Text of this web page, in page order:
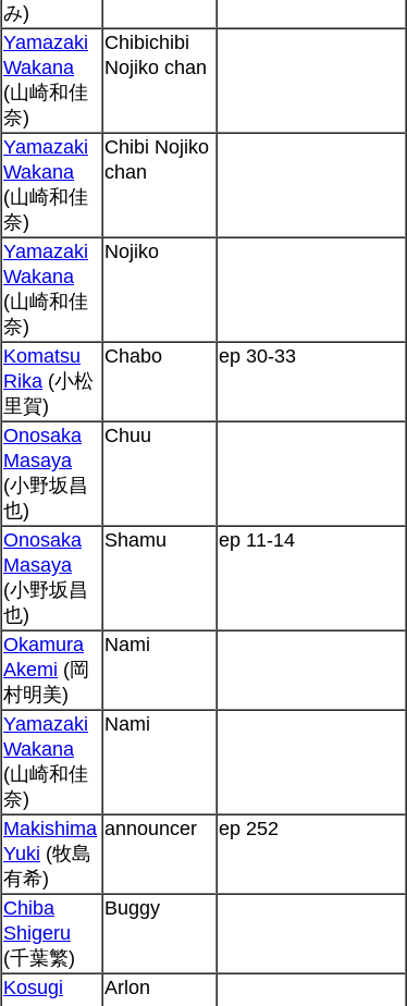
み)
Yamazaki
Wakana
(山崎和佳
奈)
Chibichibi
Nojiko chan
Yamazaki
Wakana
(山崎和佳
奈)
Chibi Nojiko
chan
Yamazaki
Wakana
(山崎和佳
奈)
Nojiko
Komatsu
Rika (小松
里賀)
Chabo ep 30-33
Onosaka
Masaya
(小野坂昌
也)
Chuu
Onosaka
Masaya
(小野坂昌
也)
Shamu ep 11-14
Okamura
Akemi (岡
村明美)
Nami
Yamazaki
Wakana
(山崎和佳
奈)
Nami
Makishima
Yuki (牧島
有希)
announcer ep 252
Chiba
Shigeru
(千葉繁)
Buggy
Kosugi
Arlon